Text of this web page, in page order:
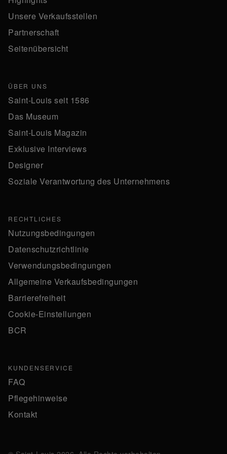
Unsere Verkaufsstellen
Partnerschaft
Seitenübersicht
ÜBER UNS
Saint-Louis seit 1586
Das Museum
Saint-Louis Magazin
Exklusive Interviews
Designer
Soziale Verantwortung des Unternehmens
RECHTLICHES
Nutzungsbedingungen
Datenschutzrichtlinie
Verwendungsbedingungen
Allgemeine Verkaufsbedingungen
Barrierefreiheit
Cookie-Einstellungen
BCR
KUNDENSERVICE
FAQ
Pflegehinweise
Kontakt